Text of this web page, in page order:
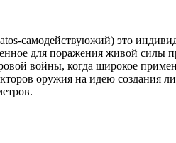
самодействуюжий) это
для поражения живой силы
войны, когда широкое
оружия на идею создания